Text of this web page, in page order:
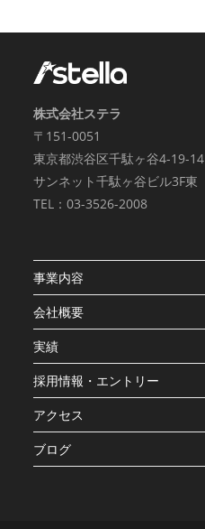
株式会社ステラ
〒151-0051
東京都渋谷区千駄ヶ谷4-19-14
サンネット千駄ヶ谷ビル3F東
TEL：03-3526-2008
事業内容
会社概要
実績
採用情報・エントリー
アクセス
ブログ